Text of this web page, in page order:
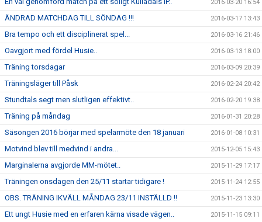
2016-03-20 16:54
ÄNDRAD MATCHDAG TILL SÖNDAG !!! 2016-03-17 13:43
Bra tempo och ett disciplinerat spel... 2016-03-16 21:46
Oavgjort med fördel Husie.. 2016-03-13 18:00
Träning torsdagar 2016-03-09 20:39
Träningsläger till Påsk 2016-02-24 20:42
Stundtals segt men slutligen effektivt.. 2016-02-20 19:38
Träning på måndag 2016-01-31 20:28
Säsongen 2016 börjar med spelarmöte den 18 januari 2016-01-08 10:31
Motvind blev till medvind i andra... 2015-12-05 15:43
Marginalerna avgjorde MM-mötet.. 2015-11-29 17:17
Träningen onsdagen den 25/11 startar tidigare ! 2015-11-24 12:55
OBS. TRÄNING IKVÄLL MÅNDAG 23/11 INSTÄLLD !! 2015-11-23 13:30
Ett ungt Husie med en erfaren kärna visade vägen.. 2015-11-15 09:11